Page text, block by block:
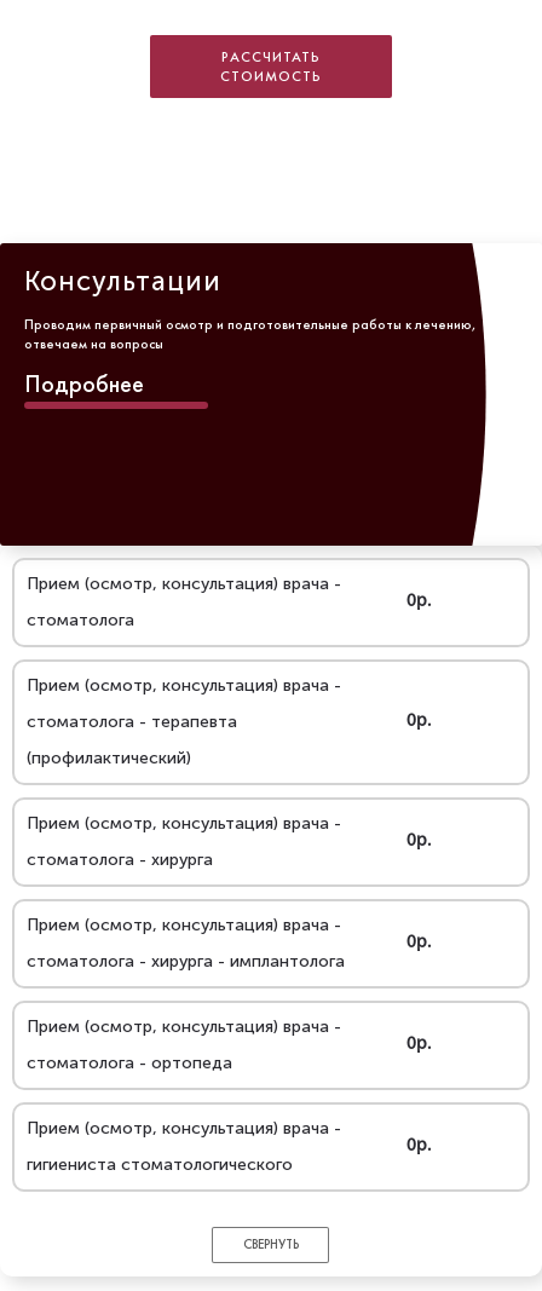
РАССЧИТАТЬ
СТОИМОСТЬ
Консультации
Проводим первичный осмотр и подготовительные работы к лечению,
отвечаем на вопросы
Подробнее
Прием (осмотр, консультация) врача -
стоматолога
0р.
Прием (осмотр, консультация) врача -
стоматолога - терапевта
(профилактический)
0р.
Прием (осмотр, консультация) врача -
стоматолога - хирурга
0р.
Прием (осмотр, консультация) врача -
стоматолога - хирурга - имплантолога
0р.
Прием (осмотр, консультация) врача -
стоматолога - ортопеда
0р.
Прием (осмотр, консультация) врача -
гигиениста стоматологического
0р.
СВЕРНУТЬ